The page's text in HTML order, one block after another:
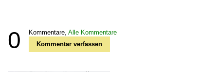
0 Kommentare, Alle Kommentare
Kommentar verfassen